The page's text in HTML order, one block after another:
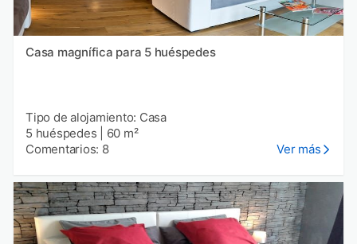
Casa magnífica para 5 huéspedes
Tipo de alojamiento: Casa
5 huéspedes
60 m²
Comentarios: 8
Ver más